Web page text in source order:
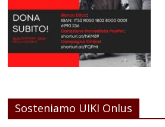
Sosteniamo UIKI Onlus